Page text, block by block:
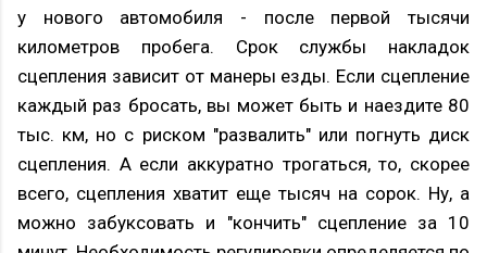
у нового автомобиля - после первой тысячи
километров пробега. Срок службы накладок
сцепления зависит от манеры езды. Если сцепление
каждый раз бросать, вы может быть и наездите 80
тыс. км, но с риском "развалить" или погнуть диск
сцепления. А если аккуратно трогаться, то, скорее
всего, сцепления хватит еще тысяч на сорок. Ну, а
можно забуксовать и "кончить" сцепление за 10